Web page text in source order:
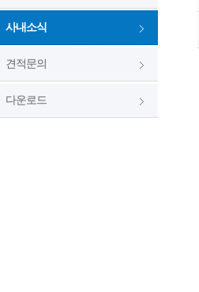
사내소식
견적문의
다운로드